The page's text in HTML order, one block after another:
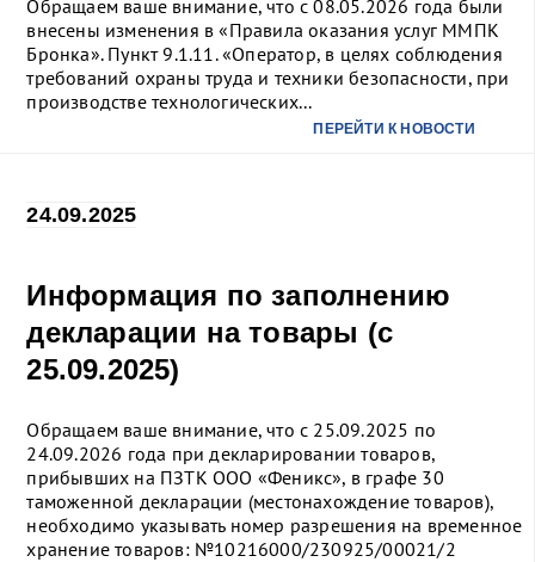
Обращаем ваше внимание, что с 08.05.2026 года были
внесены изменения в «Правила оказания услуг ММПК
Бронка». Пункт 9.1.11. «Оператор, в целях соблюдения
требований охраны труда и техники безопасности, при
производстве технологических...
ПЕРЕЙТИ К НОВОСТИ
24.09.2025
Информация по заполнению
декларации на товары (с
25.09.2025)
Обращаем ваше внимание, что с 25.09.2025 по
24.09.2026 года при декларировании товаров,
прибывших на ПЗТК ООО «Феникс», в графе 30
таможенной декларации (местонахождение товаров),
необходимо указывать номер разрешения на временное
хранение товаров: №10216000/230925/00021/2